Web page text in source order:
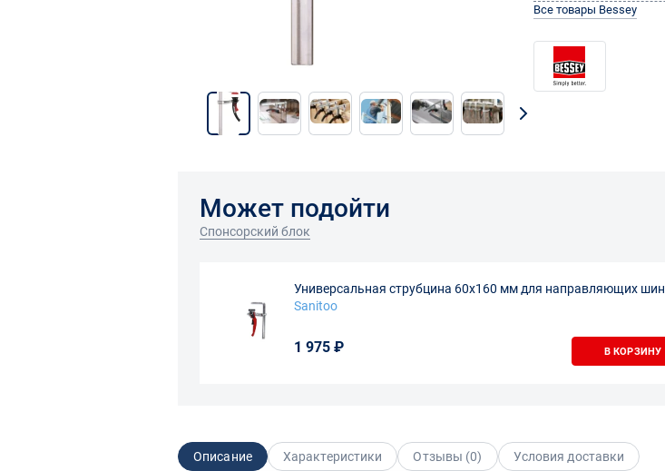
Все товары Bessey
Может подойти
Спонсорский блок
Универсальная струбцина 60х160 мм для направляющих шин
Sanitoo
1 975 ₽ В КОРЗИНУ
Описание Характеристики Отзывы (0)
Условия доставки